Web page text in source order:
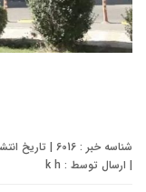
شناسه خبر : 6016 | تاریخ انتشار : ۱۵ آذر ۱۴۰۲ - ۲۲:۲۱ | 866 بازدید | تعداد دیدگاه :
| ارسال توسط : k h